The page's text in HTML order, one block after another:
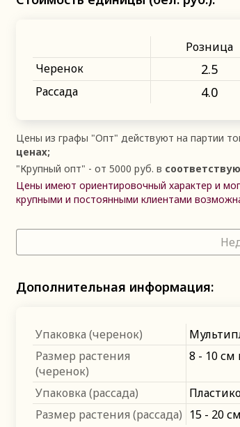
Розница
Черенок
2.5
Рассада 4.0
Цены из графы "Опт" действуют на партии
ценах;
"Крупный опт" - от 5000 руб. в
Цены имеют ориентировочный характер и
крупными и постоянными клиентами
Дополнительная информация:
Упаковка (черенок)
Размер растения
(черенок)
8 - 10 см
Упаковка (рассада)
Размер растения (рассада) 15 - 20